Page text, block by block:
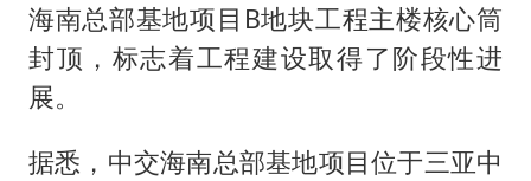
广岛核爆81周年央视播《奥本海默》
中国女篮热身赛7日将战尼日利亚
公司“上四休三”但要降薪1000元
海南总部基地项目B地块工程主楼核心筒
封顶，标志着工程建设取得了阶段性进
展。
据悉，中交海南总部基地项目位于三亚中